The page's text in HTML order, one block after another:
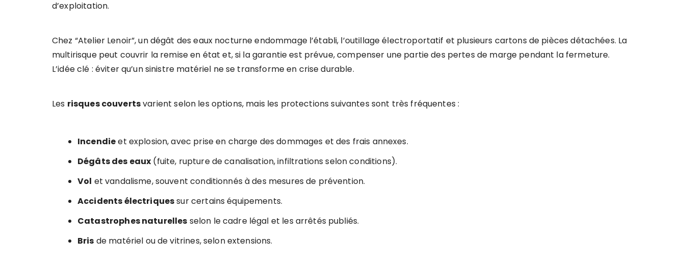
d’exploitation.
Chez “Atelier Lenoir”, un dégât des eaux nocturne endommage l’établi, l’outillage électroportatif et plusieurs cartons de pièces détachées. La
multirisque peut couvrir la remise en état et, si la garantie est prévue, compenser une partie des pertes de marge pendant la fermeture.
L’idée clé : éviter qu’un sinistre matériel ne se transforme en crise durable.
Les risques couvertsvarient selon les options, mais les protections suivantes sont très fréquentes :
Incendieet explosion, avec prise en charge des dommages et des frais annexes.
Dégâts des eaux (fuite, rupture de canalisation, infiltrations selon conditions).
Vol et vandalisme, souvent conditionnés à des mesures de prévention.
Accidents électriquessur certains équipements.
Catastrophes naturelles selon le cadre légal et les arrêtés publiés.
Bris de matériel ou de vitrines, selon extensions.